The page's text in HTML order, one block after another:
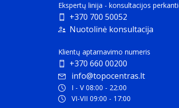
to the total weight of the product and its
Ekspertų linija - konsultacijos
+370 700 50052
Nuotolinė konsultacija
Klientų aptarnavimo numeris
+370 660 00200
info@topocentras.lt
I - V 08:00 - 22:00
VI-VII 09:00 - 17:00